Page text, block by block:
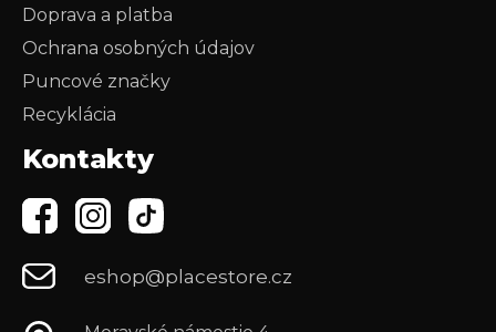
Doprava a platba
Ochrana osobných údajov
Puncové značky
Recyklácia
Kontakty
eshop@placestore.cz